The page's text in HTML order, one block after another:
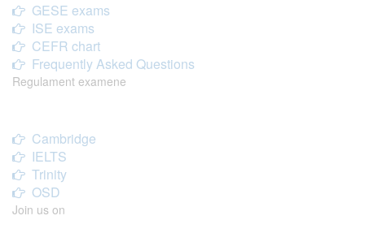
GESE exams
ISE exams
CEFR chart
Frequently Asked Questions
Regulament examene
Cambridge
IELTS
Trinity
OSD
Join us on